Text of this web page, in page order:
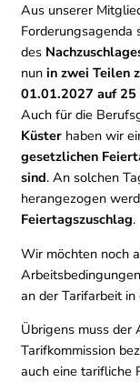
Aus unserer
Forderungsagenda
des
nun in zwei Teilen
01.01.2027 auf 25
Auch für die
Küsterhaben wir
gesetzlichen
sind. An solchen
herangezogen
Feiertagszuschlag.
Wir möchten noch
an der Tarifarbeit
Übrigens muss der
Tarifkommission
auch eine tarifliche